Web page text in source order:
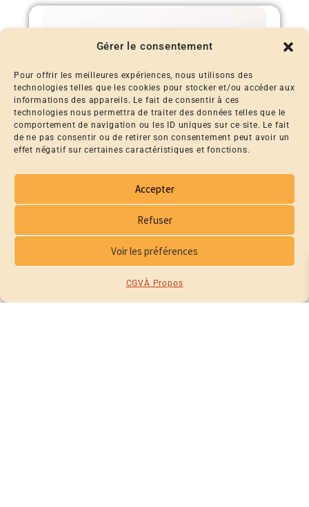
Gérer le consentement
Pour offrir les meilleures expériences, nous utilisons des
technologies telles que les cookies pour stocker et/ou accéder aux
informations des appareils. Le fait de consentir à ces
technologies nous permettra de traiter des données telles que le
comportement de navigation ou les ID uniques sur ce site. Le fait
de ne pas consentir ou de retirer son consentement peut avoir un
effet négatif sur certaines caractéristiques et fonctions.
Accepter
Refuser
Voir les préférences
CGVÀ Propos
25,00
CHOIX DES OPTIONS